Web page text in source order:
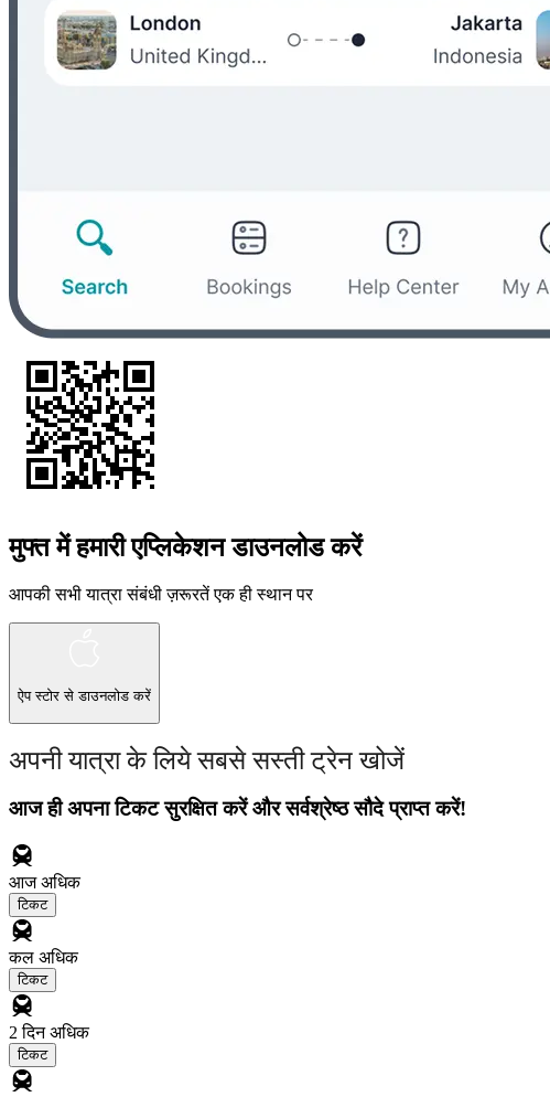
मुफ्त में हमारी एप्लिकेशन डाउनलोड करें
आपकी सभी यात्रा संबंधी ज़रूरतें एक ही स्थान पर
ऐप स्टोर से डाउनलोड करें
अपनी यात्रा के लिये सबसे सस्ती ट्रेन खोजें
आज ही अपना टिकट सुरक्षित करें और सर्वश्रेष्ठ सौदे प्राप्त करें!
आजअधिक
टिकट
कल अधिक
टिकट
2 दिनअधिक
टिकट